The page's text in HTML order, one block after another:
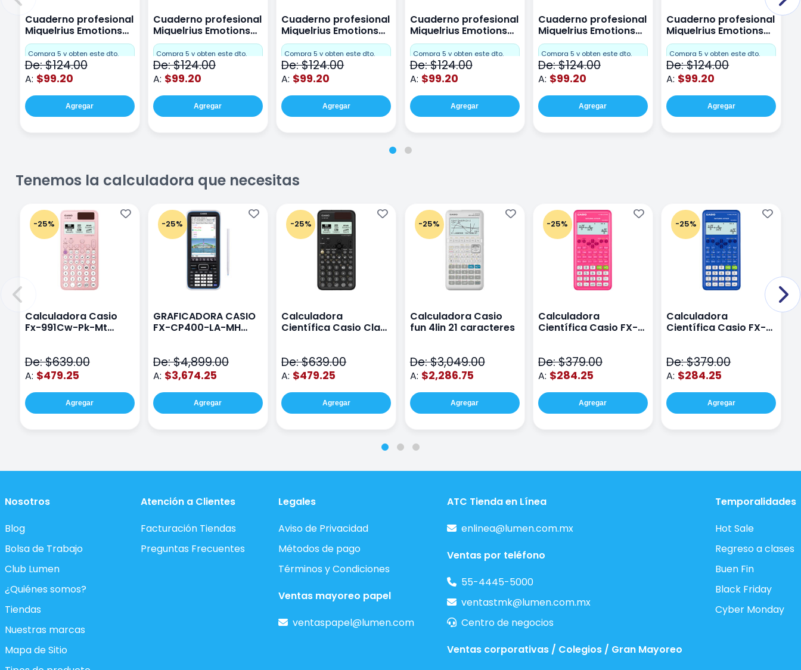
Cuaderno profesional
Miquelrius Emotions
Cuadro Chico 80
hojas Rosa
Compra 5 y obten este dto.
De: $124.00
A: $99.20
Agregar
Cuaderno profesional
Miquelrius Emotions
raya 80 hojas Purpura
Compra 5 y obten este dto.
De: $124.00
A: $99.20
Agregar
Cuaderno profesional
Miquelrius Emotions
raya 80 hojas Coral
Compra 5 y obten este dto.
De: $124.00
A: $99.20
Agregar
Cuaderno profesional
Miquelrius Emotions
raya 80 hojas Gris
Compra 5 y obten este dto.
De: $124.00
A: $99.20
Agregar
Cuaderno profesional
Miquelrius Emotions
Dots 80 hojas
Compra 5 y obten este dto.
De: $124.00
A: $99.20
Agregar
Cuaderno profesional
Miquelrius Emotions
Dots 80 hojas Lima
Compra 5 y obten este dto.
De: $124.00
A: $99.20
Agregar
Tenemos la calculadora que necesitas
-25%
Calculadora Casio
Fx-991Cw-Pk-Mt
De: $639.00
A: $479.25
Agregar
-25%
GRAFICADORA CASIO
FX-CP400-LA-MH
De: $4,899.00
A: $3,674.25
Agregar
-25%
Calculadora
Científica Casio Class
De: $639.00
A: $479.25
Agregar
-25%
Calculadora Casio
fun 4lin 21 caracteres
De: $3,049.00
A: $2,286.75
Agregar
-25%
Calculadora
Científica Casio FX-
De: $379.00
A: $284.25
Agregar
-25%
Calculadora
Científica Casio FX-
De: $379.00
A: $284.25
Agregar
Nosotros
Blog
Bolsa de Trabajo
Club Lumen
¿Quiénes somos?
Tiendas
Nuestras marcas
Mapa de Sitio
Atención a Clientes
Facturación Tiendas
Preguntas Frecuentes
Legales
Aviso de Privacidad
Métodos de pago
Términos y Condiciones
Ventas mayoreo papel
ventaspapel@lumen.com
ATC Tienda en Línea
enlinea@lumen.com.mx
Ventas por teléfono
55-4445-5000
ventastmk@lumen.com.mx
Centro de negocios
Ventas corporativas / Colegios / Gran Mayoreo
Temporalidades
Hot Sale
Regreso a clases
Buen Fin
Black Friday
Cyber Monday